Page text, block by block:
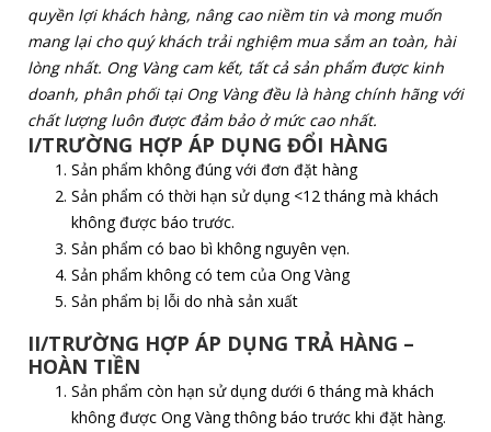
quyền lợi khách hàng, nâng cao niềm tin và mong muốn
mang lại cho quý khách trải nghiệm mua sắm an toàn, hài
lòng nhất. Ong Vàng cam kết, tất cả sản phẩm được kinh
doanh, phân phối tại Ong Vàng đều là hàng chính hãng với
chất lượng luôn được đảm bảo ở mức cao nhất.
I/TRƯỜNG HỢP ÁP DỤNG ĐỔI HÀNG
Sản phẩm không đúng với đơn đặt hàng
Sản phẩm có thời hạn sử dụng <12 tháng mà khách
không được báo trước.
Sản phẩm có bao bì không nguyên vẹn.
Sản phẩm không có tem của Ong Vàng
Sản phẩm bị lỗi do nhà sản xuất
II/TRƯỜNG HỢP ÁP DỤNG TRẢ HÀNG –
HOÀN TIỀN
Sản phẩm còn hạn sử dụng dưới 6 tháng mà khách
không được Ong Vàng thông báo trước khi đặt hàng.